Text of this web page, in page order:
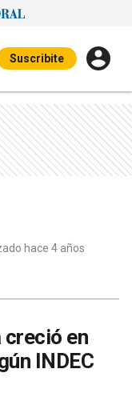
Suscribite
hace 4 años
en
INDEC